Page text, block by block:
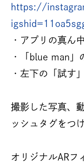
カルチャー
代表メッセ
拠点紹介
BB
JOIN US
採用情報
https://
・アプリの真ん
・「blue man」
・左下の「試す
撮影した写真、
ッシュタグをつ
オリジナルARフ